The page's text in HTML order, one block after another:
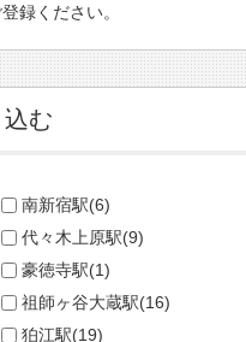
録ください。
む
南新宿駅(6)
代々木上原駅(9)
豪徳寺駅(1)
祖師ヶ谷大蔵駅(16)
狛江駅(19)